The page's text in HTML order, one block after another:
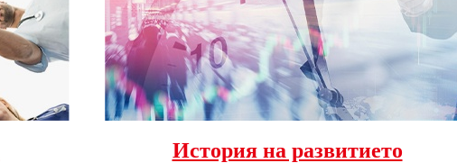
История на развитието